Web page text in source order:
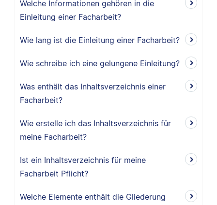
Welche Informationen gehören in die
Einleitung einer Facharbeit?
Wie lang ist die Einleitung einer Facharbeit?
Wie schreibe ich eine gelungene Einleitung?
Was enthält das Inhaltsverzeichnis einer
Facharbeit?
Wie erstelle ich das Inhaltsverzeichnis für
meine Facharbeit?
Ist ein Inhaltsverzeichnis für meine
Facharbeit Pflicht?
Welche Elemente enthält die Gliederung